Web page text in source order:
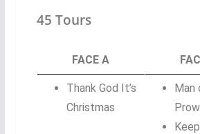
45 Tours
FACE A
Thank God It’s
Christmas
Man